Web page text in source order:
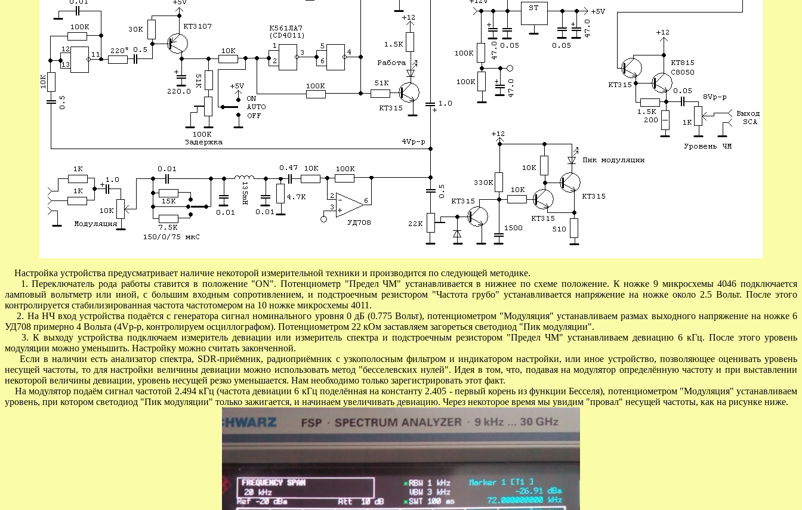
Настройка устройства предусматривает наличие некоторой измерительной техники и производится по следующей методике.
1. Переключатель рода работы ставится в положение "ON". Потенциометр "Предел ЧМ" устанавливается в нижнее по схеме положение. К ножке 9 микросхемы 4046 подключается
ламповый вольтметр или иной, с большим входным сопротивлением, и подстроечным резистором "Частота грубо" устанавливается напряжение на ножке около 2.5 Вольт. После этого
контролируется стабилизированная частота частотомером на 10 ножке микросхемы 4011.
2. На НЧ вход устройства подаётся с генератора сигнал номинального уровня 0 дБ (0.775 Вольт), потенциометром "Модуляция" устанавливаем размах выходного напряжение на ножке 6
УД708 примерно 4 Вольта (4Vp-p, контролируем осциллографом). Потенциометром 22 кОм заставляем загореться светодиод "Пик модуляции".
3.К выходу устройства подключаем измеритель девиации или измеритель спектра и подстроечным резистором "Предел ЧМ" устанавливаем девиацию 6 кГц. После этого уровень
модуляции можно уменьшить. Настройку можно считать законченной.
Если в наличии есть анализатор спектра, SDR-приёмник, радиоприёмник с узкополосным фильтром и индикатором настройки, или иное устройство, позволяющее оценивать уровень
несущей частоты, то для настройки величины девиации можно использовать метод "бесселевских нулей". Идея в том, что, подавая на модулятор определённую частоту и при выставлении
некоторой величины девиации, уровень несущей резко уменьшается. Нам необходимо только зарегистрировать этот факт.
На модулятор подаём сигнал частотой 2.494 кГц (частота девиации 6 кГц поделённая на константу 2.405 - первый корень из функции Бесселя), потенциометром "Модуляция" устанавливаем
уровень, при котором светодиод "Пик модуляции" только зажигается, и начинаем увеличивать девиацию. Через некоторое время мы увидим "провал" несущей частоты, как на рисунке ниже.